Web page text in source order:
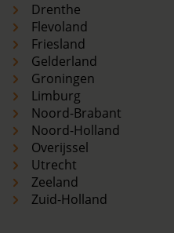
Drenthe
Flevoland
Friesland
Gelderland
Groningen
Limburg
Noord-Brabant
Noord-Holland
Overijssel
Utrecht
Zeeland
Zuid-Holland